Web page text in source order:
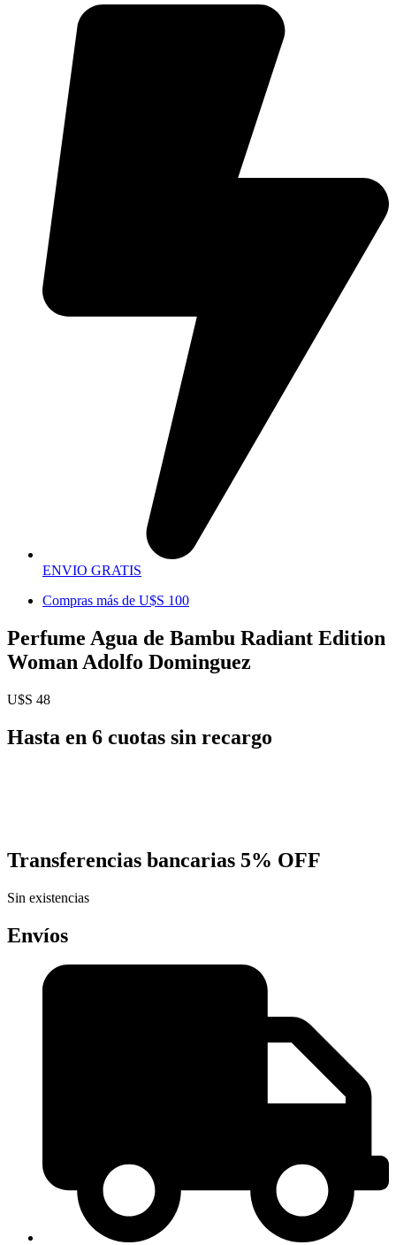
ENVIO GRATIS
Compras más de U$S 100
Perfume Agua de Bambu Radiant Edition
Woman Adolfo Dominguez
U$S 48
Hasta en 6 cuotas sin recargo
Transferencias bancarias 5% OFF
Sin existencias
Envíos